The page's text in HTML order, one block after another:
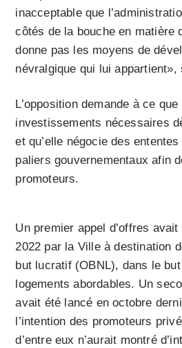
inacceptable que
côtés de la bouche en matière
donne pas les moyens de
névralgique qui lui appartient»,
L’opposition demande à ce
investissements nécessaires
et qu’elle négocie des
paliers gouvernementaux afin
promoteurs.
Un premier appel d’offres
2022 par la Ville à destination
but lucratif (OBNL), dans le
logements abordables. Un
avait été lancé en octobre
l’intention des promoteurs
d’entre eux n’aurait montré